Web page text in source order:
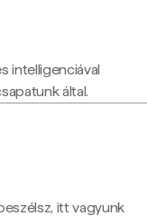
intelligenciával
által.
itt vagyunk